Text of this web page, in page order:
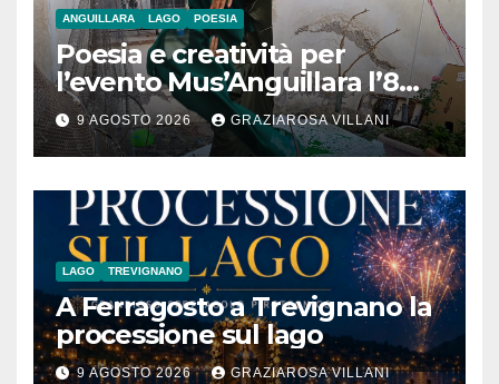
ANGUILLARA LAGO POESIA
Poesia e creatività per
l’evento Mus’Anguillara l’8
agosto 2026 al Museo
Contadino
9 AGOSTO 2026 GRAZIAROSA VILLANI
LAGO TREVIGNANO
A Ferragosto a Trevignano la
processione sul lago
9 AGOSTO 2026 GRAZIAROSA VILLANI